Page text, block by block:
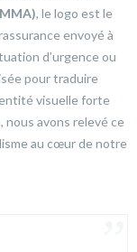
, le logo est le
envoyé à
d’urgence ou
pour traduire
visuelle forte
nous avons relevé ce
au cœur de notre